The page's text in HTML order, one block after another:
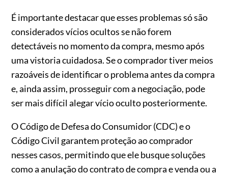
É importante destacar que esses problemas só são
considerados vícios ocultos se não forem
detectáveis no momento da compra, mesmo após
uma vistoria cuidadosa. Se o comprador tiver meios
razoáveis de identificar o problema antes da compra
e, ainda assim, prosseguir com a negociação, pode
ser mais difícil alegar vício oculto posteriormente.
O Código de Defesa do Consumidor (CDC) e o
Código Civil garantem proteção ao comprador
nesses casos, permitindo que ele busque soluções
como a anulação do contrato de compra e venda ou a